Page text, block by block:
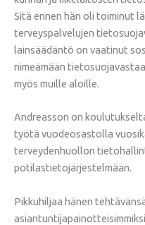
Sitä ennen hän oli toiminut
terveyspalvelujen
lainsäädäntö on vaatinut
nimeämään
myös muille aloille.
Andreasson on
työtä vuodeosastolla
terveydenhuollon
potilastietojärjestelmään.
Pikkuhiljaa hänen